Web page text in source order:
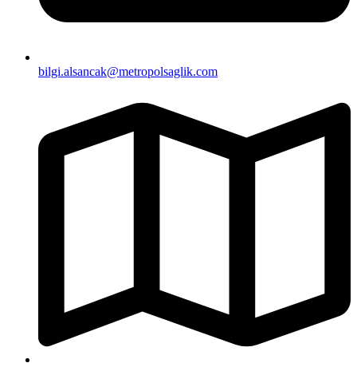
bilgi.alsancak@metropolsaglik.com